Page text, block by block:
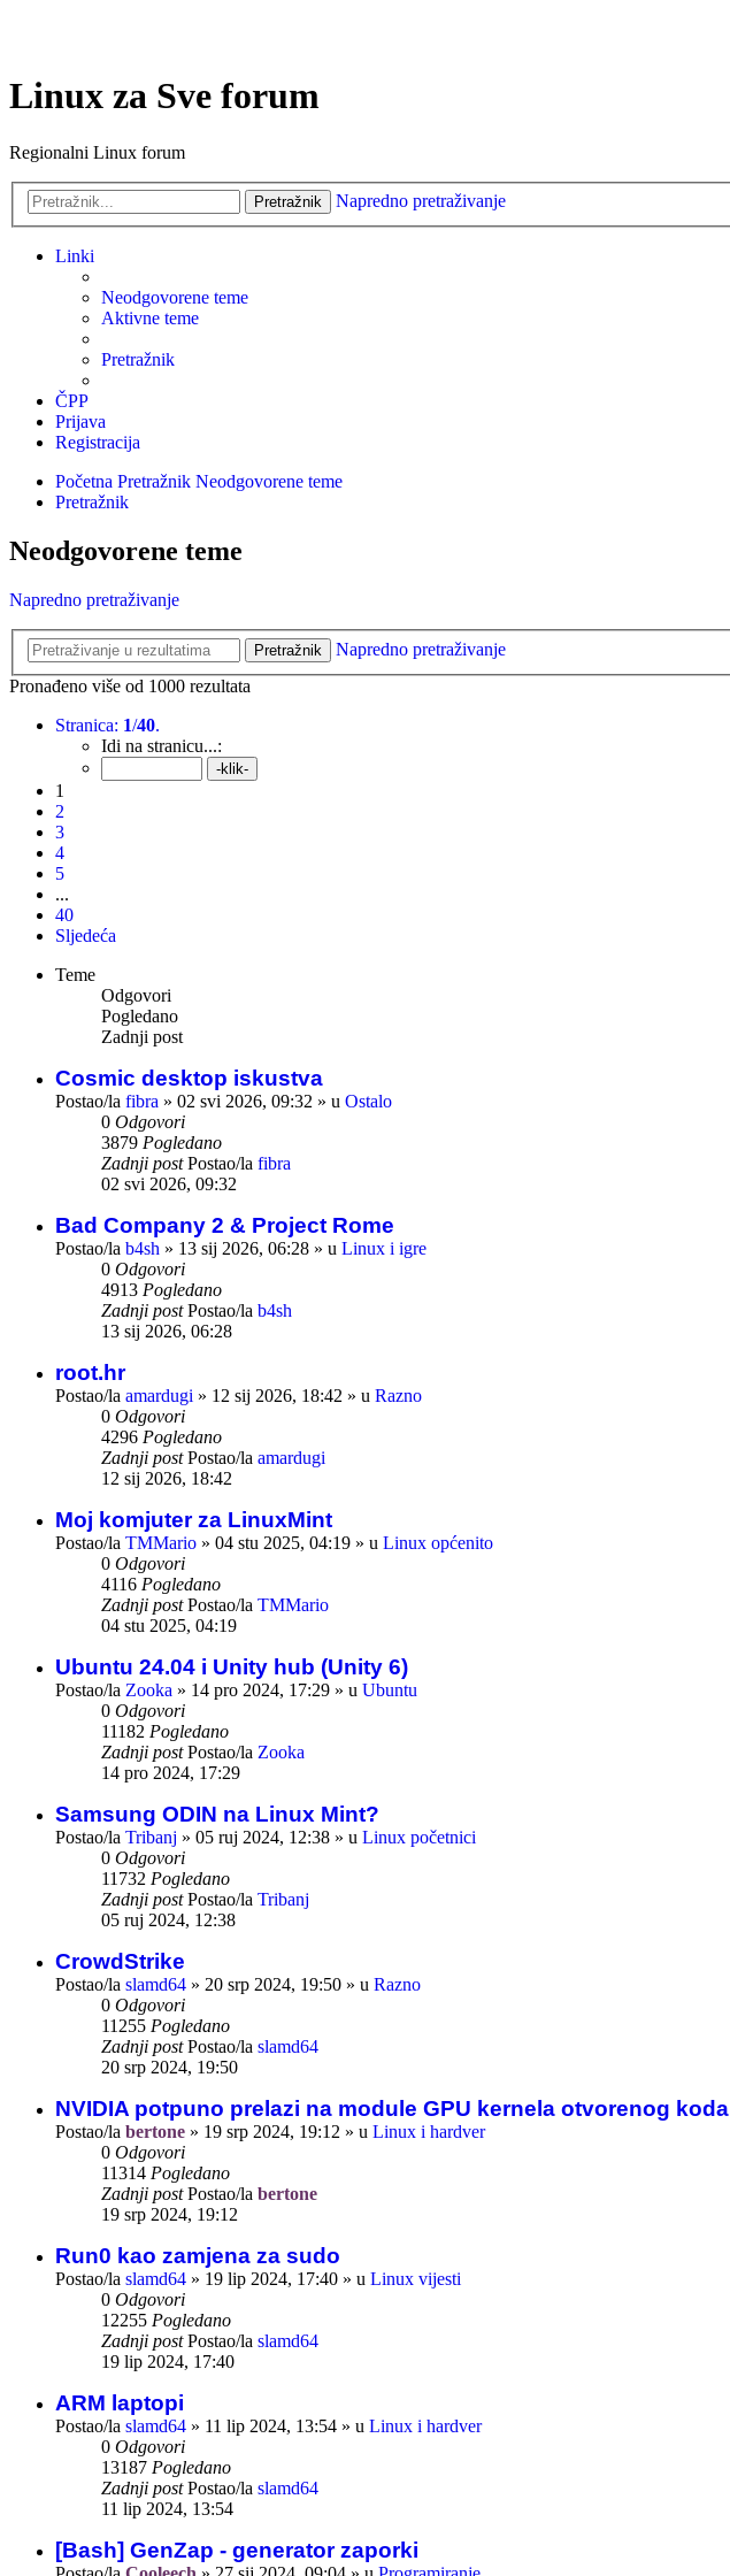
Linux za Sve forum
Regionalni Linux forum
Pretražnik Napredno pretraživanje
Linki
Neodgovorene teme
Aktivne teme
Pretražnik
ČPP
Prijava
Registracija
Početna Pretražnik Neodgovorene teme
Pretražnik
Neodgovorene teme
Napredno pretraživanje
Pretražnik
Napredno pretraživanje
Pronađeno više od 1000 rezultata
Stranica: 1/40.
Idi na stranicu...:
1
2
3
4
5
...
40
Sljedeća
Teme
Odgovori
Pogledano
Zadnji post
Cosmic desktop iskustva
Postao/la fibra » 02 svi 2026, 09:32 » u Ostalo
0 Odgovori
3879 Pogledano
Zadnji postPostao/la fibra
02 svi 2026, 09:32
Bad Company 2 & Project Rome
Postao/la b4sh » 13 sij 2026, 06:28 » u Linux i igre
0 Odgovori
4913 Pogledano
Zadnji postPostao/la b4sh
13 sij 2026, 06:28
root.hr
Postao/la amardugi » 12 sij 2026, 18:42 » u Razno
0 Odgovori
4296 Pogledano
Zadnji postPostao/la amardugi
12 sij 2026, 18:42
Moj komjuter za LinuxMint
Postao/la TMMario » 04 stu 2025, 04:19 » u Linux općenito
0 Odgovori
4116 Pogledano
Zadnji postPostao/la TMMario
04 stu 2025, 04:19
Ubuntu 24.04 i Unity hub (Unity 6)
Postao/la Zooka » 14 pro 2024, 17:29 » u Ubuntu
0 Odgovori
11182 Pogledano
Zadnji postPostao/la Zooka
14 pro 2024, 17:29
Samsung ODIN na Linux Mint?
Postao/la Tribanj » 05 ruj 2024, 12:38 » u Linux početnici
0 Odgovori
11732 Pogledano
Zadnji postPostao/la Tribanj
05 ruj 2024, 12:38
CrowdStrike
Postao/la slamd64 » 20 srp 2024, 19:50 » u Razno
0 Odgovori
11255 Pogledano
Zadnji postPostao/la slamd64
20 srp 2024, 19:50
NVIDIA potpuno prelazi na module GPU kernela otvorenog koda
Postao/la bertone » 19 srp 2024, 19:12 » u Linux i hardver
0 Odgovori
11314 Pogledano
Zadnji postPostao/la bertone
19 srp 2024, 19:12
Run0 kao zamjena za sudo
Postao/la slamd64 » 19 lip 2024, 17:40 » u Linux vijesti
0 Odgovori
12255 Pogledano
Zadnji postPostao/la slamd64
19 lip 2024, 17:40
ARM laptopi
Postao/la slamd64 » 11 lip 2024, 13:54 » u Linux i hardver
0 Odgovori
13187 Pogledano
Zadnji postPostao/la slamd64
11 lip 2024, 13:54
[Bash] GenZap - generator zaporki